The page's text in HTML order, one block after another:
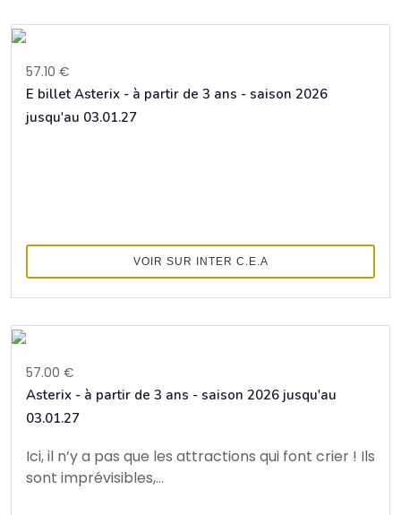
57.10 €
E billet Asterix - à partir de 3 ans - saison 2026
jusqu'au 03.01.27
VOIR SUR INTER C.E.A
57.00 €
Asterix - à partir de 3 ans - saison 2026 jusqu'au
03.01.27
Ici, il n’y a pas que les attractions qui font crier ! Ils
sont imprévisibles,...